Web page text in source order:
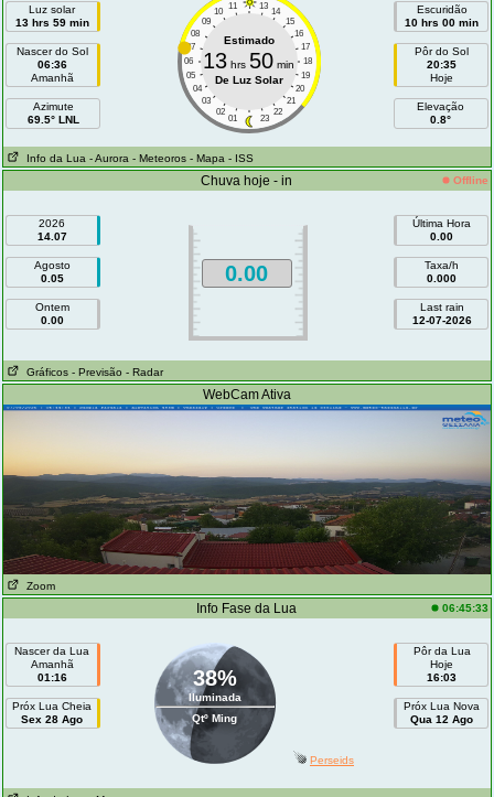
Luz solar
13 hrs 59 min
Nascer do Sol
06:36
Amanhã
Azimute
69.5° LNL
11 13
10
14
09
15
08
16
07
17
06
18
05
19
04
20
03
21
02
22
01 23
Estimado
13 hrs 50 min
De Luz Solar
Escuridão
10 hrs 00 min
Pôr do Sol
20:35
Hoje
Elevação
0.8°
Info da Lua - Aurora - Meteoros - Mapa - ISS
Chuva hoje - in Offline
2026
14.07
Agosto
0.05
Ontem
0.00
0.00
Última Hora
0.00
Taxa/h
0.000
Last rain
12-07-2026
Gráficos - Previsão - Radar
WebCam Ativa
Zoom
Info Fase da Lua 06:45:33
Nascer da Lua
Amanhã
01:16
Próx Lua Cheia
Sex 28 Ago
38%
Iluminada
Qtº Ming
Pôr da Lua
Hoje
16:03
Próx Lua Nova
Qua 12 Ago
Perseids